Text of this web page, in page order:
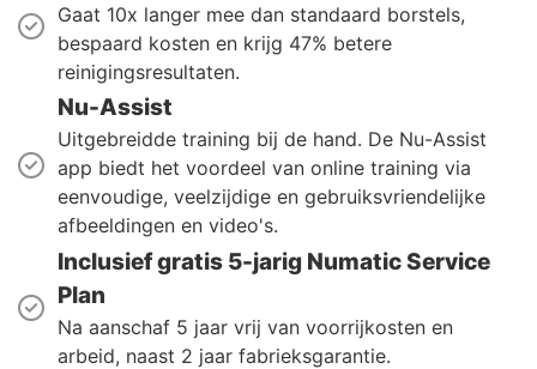
Gaat 10x langer mee dan standaard borstels,
bespaard kosten en krijg 47% betere
reinigingsresultaten.
Nu-Assist
Uitgebreidde training bij de hand. De Nu-Assist
app biedt het voordeel van online training via
eenvoudige, veelzijdige en gebruiksvriendelijke
afbeeldingen en video's.
Inclusief gratis 5-jarig Numatic Service
Plan
Na aanschaf 5 jaar vrij van voorrijkosten en
arbeid, naast 2 jaar fabrieksgarantie.